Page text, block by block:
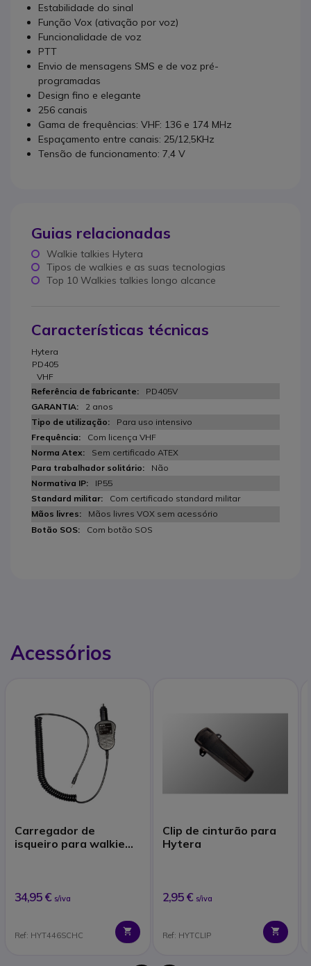
Estabilidade do sinal
Função Vox (ativação por voz)
Funcionalidade de voz
PTT
Envio de mensagens SMS e de voz pré-
programadas
Design fino e elegante
256 canais
Gama de frequências: VHF: 136 e 174 MHz
Espaçamento entre canais: 25/12,5KHz
Tensão de funcionamento: 7,4 V
Guias relacionadas
Walkie talkies Hytera
Tipos de walkies e as suas tecnologias
Top 10 Walkies talkies longo alcance
Características técnicas
Hytera
PD405
VHF
PD405V
2 anos
Para uso intensivo
Com licença VHF
Sem certificado ATEX
Não
IP55
Com certificado standard militar
Mãos livres VOX sem acessório
Com botão SOS
Acessórios
Carregador de
isqueiro para walkie
34,95 € s/iva
Ref: HYT446SCHC
Clip de cinturão para
Hytera
2,95 € s/iva
Ref: HYTCLIP